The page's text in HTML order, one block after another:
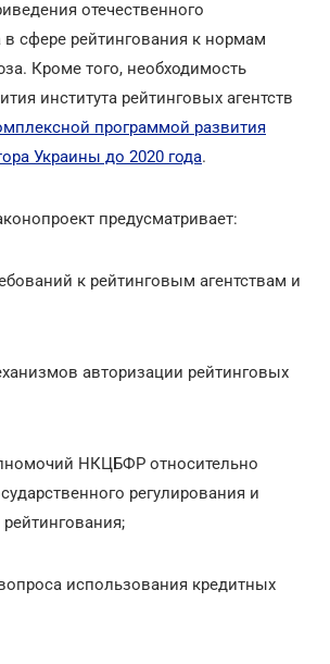
отечественного
в сфере рейтингования к нормам
Кроме того, необходимость
института рейтинговых агентств
программой развития
Украины до 2020 года.
предусматривает:
к рейтинговым агентствам и
авторизации рейтинговых
НКЦБФР относительно
регулирования и
использования кредитных